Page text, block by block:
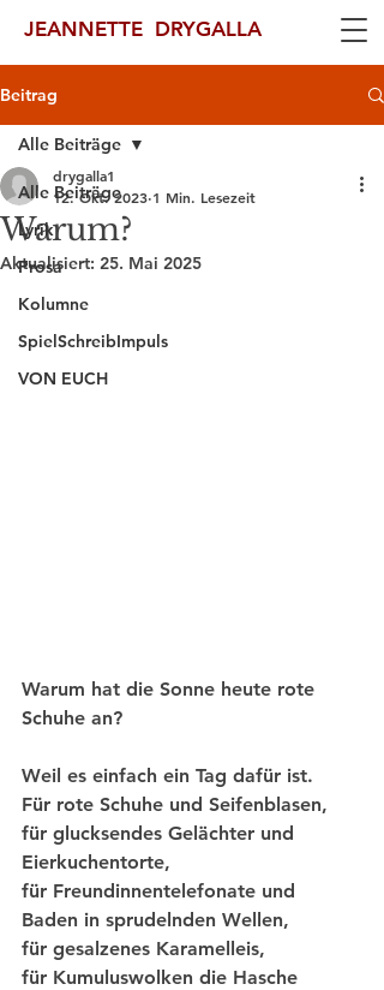
JEANNETTE DRYGALLA
Beitrag
Alle Beiträge
Lyrik
Prosa
Kolumne
SpielSchreibImpuls
VON EUCH
Alle Beiträge
Warum?
drygalla1
12. Okt. 2023 1 Min. Lesezeit
Aktualisiert: 25. Mai 2025
Warum hat die Sonne heute rote
Schuhe an?
Weil es einfach ein Tag dafür ist.
Für rote Schuhe und Seifenblasen,
für glucksendes Gelächter und
Eierkuchentorte,
für Freundinnentelefonate und
Baden in sprudelnden Wellen,
für gesalzenes Karamelleis,
für Kumuluswolken die Hasche